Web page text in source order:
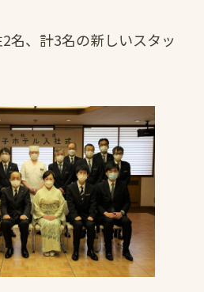
名、計3名の新しいスタッ